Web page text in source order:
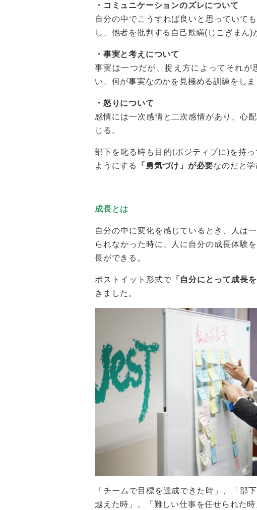
・コミュニケーションのズレについて
自分の中でこうすれば良いと思っていて
し、他者を批判する自己欺瞞(じこぎまん)
・事実と考えについて
事実は一つだが、捉え方によってそれ
い、何が事実なのかを見極める訓練をしま
・怒りについて
感情には一次感情と二次感情があり、心
じる。
部下を叱る時も目的(ポジティブに)を持
ようにする
「勇気づけ」が必要なのだと学
成長とは
自分の中に変化を感じているとき、人は
られなかった時に、人に自分の成長体験
長ができる。
ポストイット形式で 「自分にとって成長
きました。
「チームで目標を達成できた時」、「部
越えた時」、「難しい仕事を任せられた時